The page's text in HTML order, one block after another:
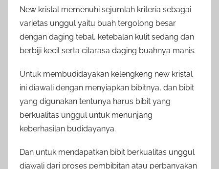
New kristal memenuhi sejumlah kriteria sebagai
varietas unggul yaitu buah tergolong besar
dengan daging tebal, ketebalan kulit sedang dan
berbiji kecil serta citarasa daging buahnya manis.
Untuk membudidayakan kelengkeng new kristal
ini diawali dengan menyiapkan bibitnya, dan bibit
yang digunakan tentunya harus bibit yang
berkualitas unggul untuk menunjang
keberhasilan budidayanya.
Dan untuk mendapatkan bibit berkualitas unggul
diawali dari proses pembibitan atau perbanyakan